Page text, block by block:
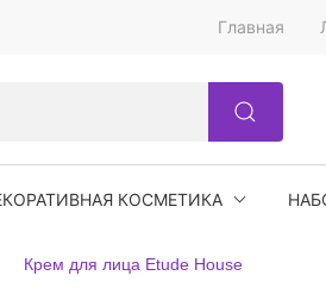
Главная
КОСМЕТИКА
Крем для лица Etude House